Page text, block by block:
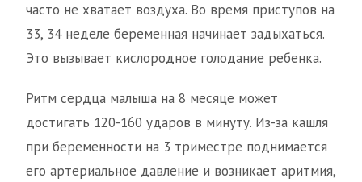
часто не хватает воздуха. Во время приступов на
33, 34 неделе беременная начинает задыхаться.
Это вызывает кислородное голодание ребенка.
Ритм сердца малыша на 8 месяце может
достигать 120-160 ударов в минуту. Из-за кашля
при беременности на 3 триместре поднимается
его артериальное давление и возникает аритмия,